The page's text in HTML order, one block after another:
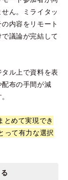
ん。ミライタッ
内容をリモート
議論が完結して
ル上で資料を表
布の手間が減
とめて実現でき
って有力な選択